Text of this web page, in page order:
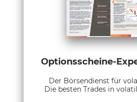
Optionsscheine-
Der Börsendienst für
Die besten Trades in